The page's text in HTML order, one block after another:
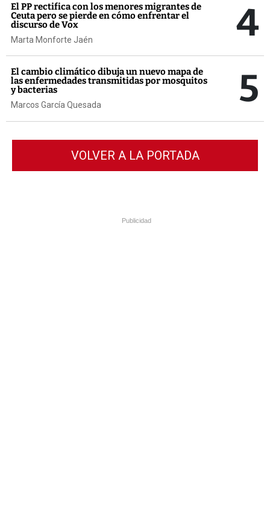
El PP rectifica con los menores migrantes de
Ceuta pero se pierde en cómo enfrentar el
discurso de Vox
Marta Monforte Jaén 4
El cambio climático dibuja un nuevo mapa de
las enfermedades transmitidas por mosquitos
y bacterias
Marcos García Quesada 5
VOLVER A LA PORTADA
Publicidad